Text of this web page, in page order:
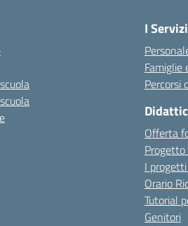
I Servizi
Famiglie
Percorsi
Offerta
Progetto
I
Orario
Tutorial
Genitori